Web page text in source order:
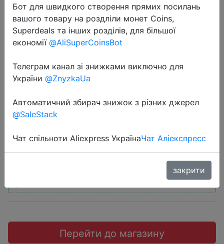
2020-10-19
UHD Smart TV 6069inchtv
36999 руб.
Перейти до магазину
Бот для швидкого створення прямих посилань
вашого товару на роздліли монет Coins,
Superdeals та інших розділів, для більшої
економії @AliSuperCoinsBot
Телеграм канал зі знижками виключно для
України @ZnyzkaUa
Автоматичний збирач знижок з різних джерел
@SaleStack
Чат спільноти Aliexpress УкраїнаЧат Аліекспресс
закрити